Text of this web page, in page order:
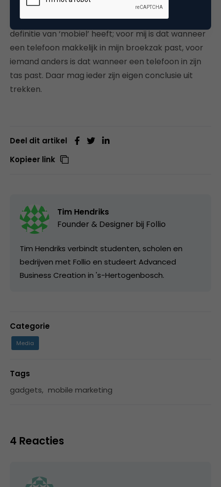
scherm en de goede prestaties in geslaagd. Is het
toestel mobiel? Ik denk dat iedereen zo zijn eigen
definitie van ‘mobiel’ heeft; voor mij is dat wanneer
een telefoon makkelijk in mijn broekzak past, voor
iemand anders is dat wanneer een telefoon in zijn
tas past. Daar mag ieder zijn eigen conclusie uit
trekken.
Deel dit artikel
Kopieer link
Tim Hendriks
Founder & Designer bij Follio
Tim Hendriks verbindt studenten, scholen en
bedrijven met Follio en studeert Advanced
Business Creation in 's-Hertogenbosch.
Categorie
Media
Tags
gadgets, mobile marketing
4 Reacties